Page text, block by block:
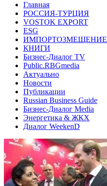
Главная
РОССИЯ-ТУРЦИЯ
VOSTOK EXPORT
ESG
ИМПОРТОЗМЕЩЕНИЕ
КНИГИ
Бизнес-Диалог TV
Public.RBGmedia
Актуально
Новости
Публикации
Russian Business Guide
Бизнес-Диалог Media
Энергетика & ЖКХ
Диалог WeekenD